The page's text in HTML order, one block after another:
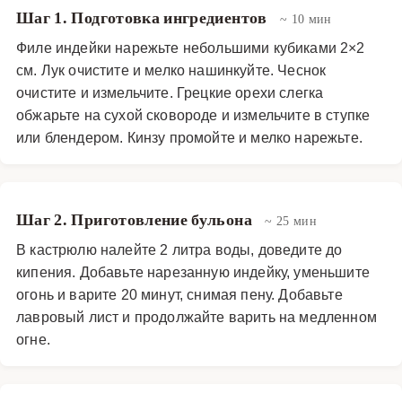
грузинским лавашом или домашним хлебом для
полного погружения в кулинарные традиции Кавказа.
Супы·Горячие супы·Харчо
Шаг 1. Подготовка ингредиентов ~ 10 мин
Филе индейки нарежьте небольшими кубиками 2×2
см. Лук очистите и мелко нашинкуйте. Чеснок
очистите и измельчите. Грецкие орехи слегка
обжарьте на сухой сковороде и измельчите в ступке
или блендером. Кинзу промойте и мелко нарежьте.
Шаг 2. Приготовление бульона ~ 25 мин
В кастрюлю налейте 2 литра воды, доведите до
кипения. Добавьте нарезанную индейку, уменьшите
огонь и варите 20 минут, снимая пену. Добавьте
лавровый лист и продолжайте варить на медленном
огне.